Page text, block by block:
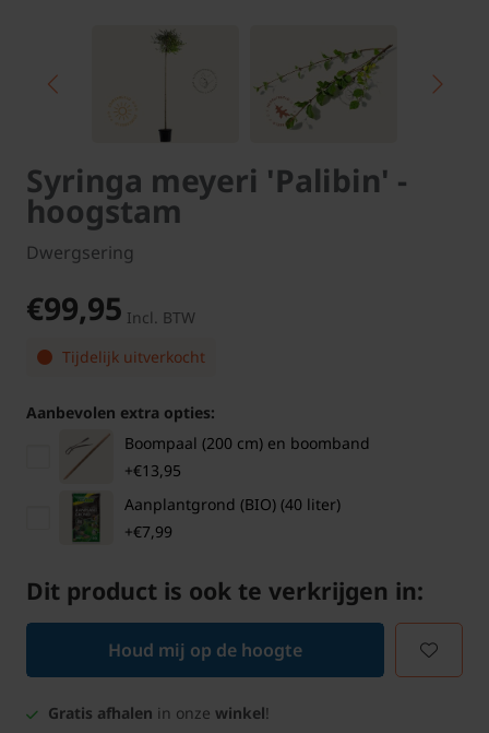
Syringa meyeri 'Palibin' -
hoogstam
Dwergsering
€99,95 Incl. BTW
Tijdelijk uitverkocht
Aanbevolen extra opties:
Boompaal (200 cm) en boomband
+€13,95
Aanplantgrond (BIO) (40 liter)
+€7,99
Dit product is ook te verkrijgen in:
Houd mij op de hoogte
Gratis afhalen in onze winkel!